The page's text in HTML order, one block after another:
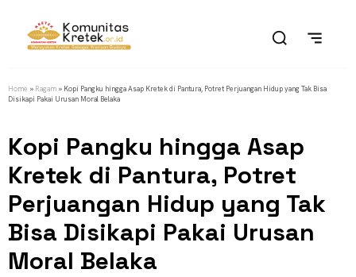
Home » Ragam » Kopi Pangku hingga Asap Kretek di Pantura, Potret Perjuangan Hidup yang Tak Bisa
Disikapi Pakai Urusan Moral Belaka
Kopi Pangku hingga Asap
Kretek di Pantura, Potret
Perjuangan Hidup yang Tak
Bisa Disikapi Pakai Urusan
Moral Belaka